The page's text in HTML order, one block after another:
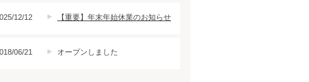
12/12 【重要】年末年始休業のお知らせ
06/21 オープンしました